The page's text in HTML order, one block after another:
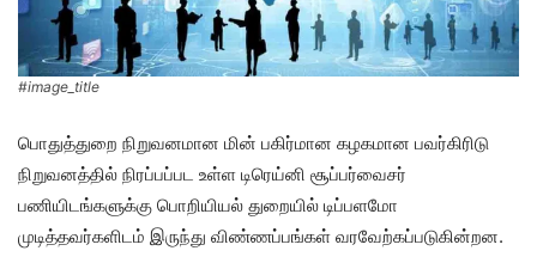
#image_title
பொதுத்துறை நிறுவனமான மின் பகிர்மான கழகமான பவர்கிரிடு
நிறுவனத்தில் நிரப்பப்பட உள்ள டிரெய்னி சூப்பர்வைசர்
பணியிடங்களுக்கு பொறியியல் துறையில் டிப்பளமோ
முடித்தவர்களிடம் இருந்து விண்ணப்பங்கள் வரவேற்கப்படுகின்றன.